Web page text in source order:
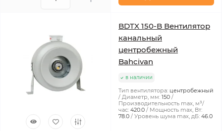
BDTX 150-B Вентилятор
канальный
центробежный
Bahcivan
в наличии
Тип вентилятора: центробежный
Диаметр, мм: 150
Производительность max, м³/
час: 420.0
Мощность max, Вт:
78.0
Уровень шума max, дБ: 46.0